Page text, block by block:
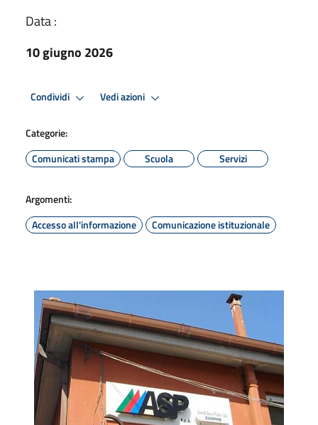
Data :
10 giugno 2026
Condividi Vedi azioni
Categorie:
Comunicati stampa
Scuola Servizi
Argomenti:
Accesso all'informazione
Comunicazione istituzionale